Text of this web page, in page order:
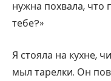
нужна похвала, что
тебе?»
Я стояла на кухне,
мыл тарелки. Он